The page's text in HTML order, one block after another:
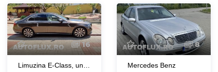
16 8
Mercedes Benz